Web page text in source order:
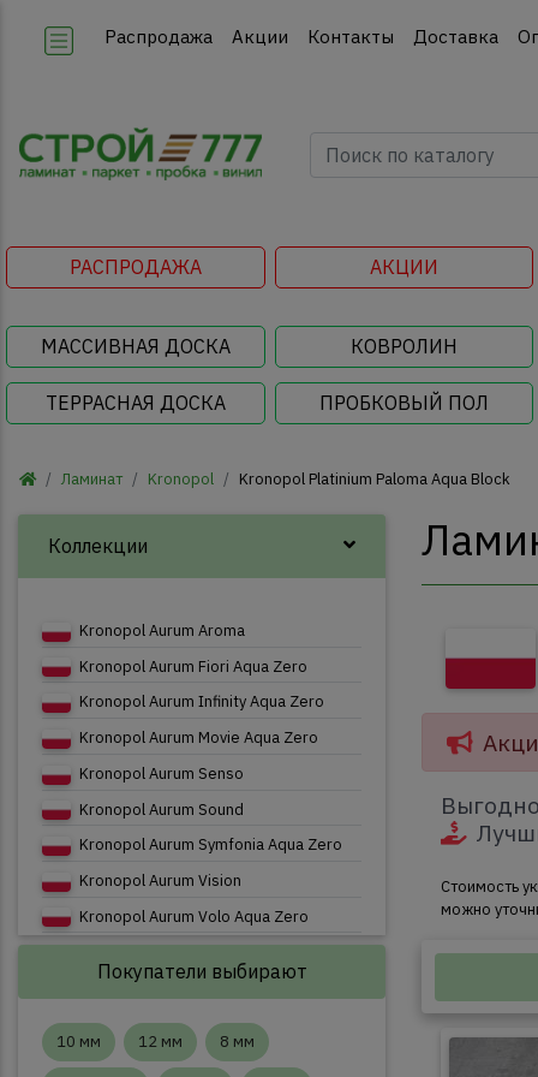
Распродажа Акции Контакты Доставка
РАСПРОДАЖА АКЦИИ
МАССИВНАЯ ДОСКА КОВРОЛИН
ТЕРРАСНАЯ ДОСКА ПРОБКОВЫЙ ПОЛ
Ламинат Kronopol Kronopol Platinium Paloma Aqua Block
Коллекции
Kronopol Aurum Aroma
Kronopol Aurum Fiori Aqua Zero
Kronopol Aurum Infinity Aqua Zero
Kronopol Aurum Movie Aqua Zero
Kronopol Aurum Senso
Kronopol Aurum Sound
Kronopol Aurum Symfonia Aqua Zero
Kronopol Aurum Vision
Kronopol Aurum Volo Aqua Zero
Kronopol Dresden
Kronopol Exclusive
Kronopol Ferrum Sigma
Kronopol Gusto
Покупатели выбирают
10 мм 12 мм 8 мм
Стоимость
можно